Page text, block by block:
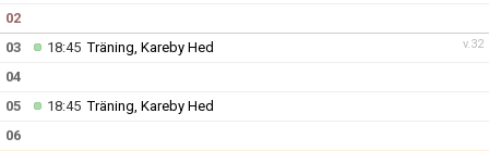
02
v.32
03 18:45Träning, Kareby Hed
04
05
18:45Träning, Kareby Hed
06